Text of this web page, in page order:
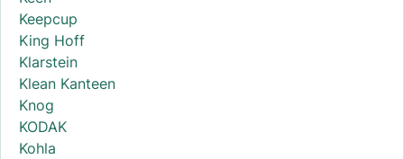
Keepcup
King Hoff
Klarstein
Klean Kanteen
Knog
KODAK
Kohla